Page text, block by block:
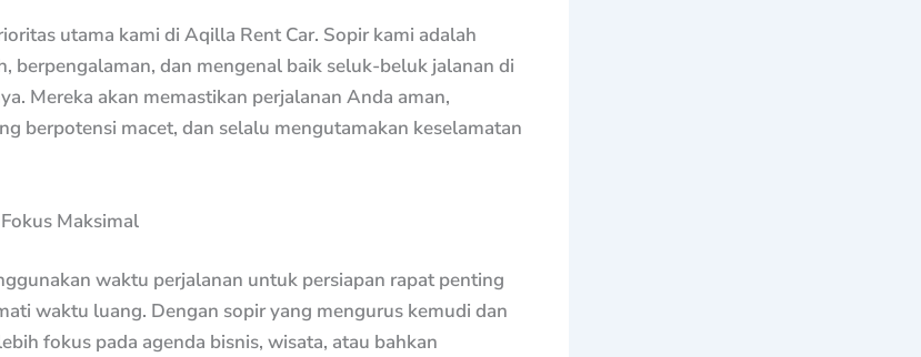
utama kami di Aqilla Rent Car. Sopir kami adalah
berpengalaman, dan mengenal baik seluk-beluk jalanan di
Mereka akan memastikan perjalanan Anda aman,
berpotensi macet, dan selalu mengutamakan keselamatan
Maksimal
waktu perjalanan untuk persiapan rapat penting
waktu luang. Dengan sopir yang mengurus kemudi dan
fokus pada agenda bisnis, wisata, atau bahkan